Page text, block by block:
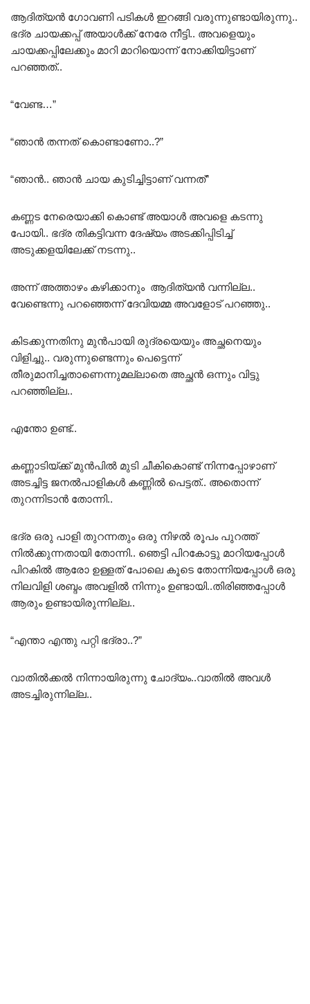
ആദിത്യൻ ഗോവണി പടികൾ ഇറങ്ങി വരുന്നുണ്ടായിരുന്നു..
ഭദ്ര ചായക്കപ്പ് അയാൾക്ക് നേരേ നീട്ടി.. അവളെയും
ചായക്കപ്പിലേക്കും മാറി മാറിയൊന്ന് നോക്കിയിട്ടാണ്
പറഞ്ഞത്..
“വേണ്ട…”
“ഞാൻ തന്നത് കൊണ്ടാണോ..?”
“ഞാൻ.. ഞാൻ ചായ കുടിച്ചിട്ടാണ് വന്നത്”
കണ്ണട നേരെയാക്കി കൊണ്ട് അയാൾ അവളെ കടന്നു
പോയി.. ഭദ്ര തികട്ടിവന്ന ദേഷ്യം അടക്കിപ്പിടിച്ച്
അടുക്കളയിലേക്ക് നടന്നു..
അന്ന് അത്താഴം കഴിക്കാനും ആദിത്യൻ വന്നില്ല..
വേണ്ടെന്നു പറഞ്ഞെന്ന് ദേവിയമ്മ അവളോട് പറഞ്ഞു..
കിടക്കുന്നതിനു മുൻപായി രുദ്രയെയും അച്ഛനെയും
വിളിച്ചു.. വരുന്നുണ്ടെന്നും പെട്ടെന്ന്
തീരുമാനിച്ചതാണെന്നുമല്ലാതെ അച്ഛൻ ഒന്നും വിട്ടു
പറഞ്ഞില്ല..
എന്തോ ഉണ്ട്..
കണ്ണാടിയ്ക്ക് മുൻപിൽ മുടി ചീകികൊണ്ട് നിന്നപ്പോഴാണ്
അടച്ചിട്ട ജനൽപാളികൾ കണ്ണിൽ പെട്ടത്.. അതൊന്ന്
തുറന്നിടാൻ തോന്നി..
ഭദ്ര ഒരു പാളി തുറന്നതും ഒരു നിഴൽ രൂപം പുറത്ത്
നിൽക്കുന്നതായി തോന്നി.. ഞെട്ടി പിറകോട്ടു മാറിയപ്പോൾ
പിറകിൽ ആരോ ഉള്ളത് പോലെ കൂടെ തോന്നിയപ്പോൾ ഒരു
നിലവിളി ശബ്ദം അവളിൽ നിന്നും ഉണ്ടായി..തിരിഞ്ഞപ്പോൾ
ആരും ഉണ്ടായിരുന്നില്ല..
“എന്താ എന്തു പറ്റി ഭദ്രാ..?”
വാതിൽക്കൽ നിന്നായിരുന്നു ചോദ്യം..വാതിൽ അവൾ
അടച്ചിരുന്നില്ല..